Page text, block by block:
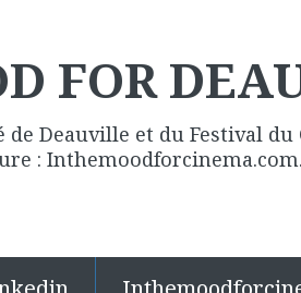
FOR
de Deauville et du Festival
: